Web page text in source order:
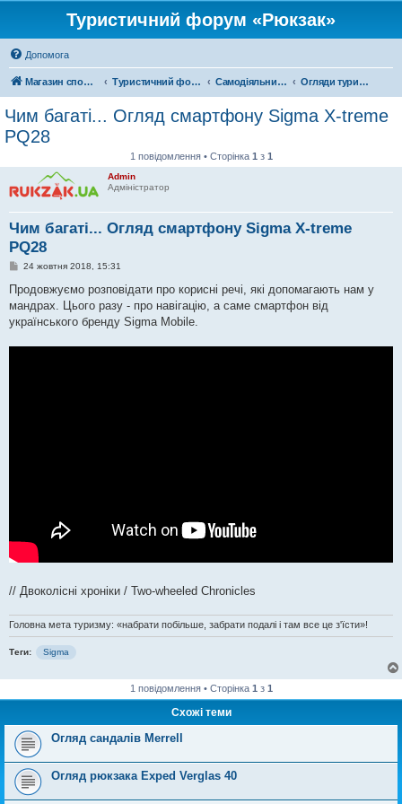
Туристичний форум «Рюкзак»
Допомога
Магазин спорядження Туристичний форум «Рюкзак» Самодіяльний туризм Огляди туристичного спорядження
Чим багаті... Огляд смартфону Sigma X-treme
PQ28
1 повідомлення • Сторінка 1 з 1
Admin
Адміністратор
Чим багаті... Огляд смартфону Sigma X-treme
PQ28
П
в
д
о
м
24 жовтня 2018, 15:31
Продовжуємо розповідати про корисні речі, які допомагають нам у
мандрах. Цього разу - про навігацію, а саме смартфон від
українського бренду Sigma Mobile.
// Двоколісні хроніки / Two-wheeled Chronicles
Головна мета туризму: «набрати побільше, забрати подалі і там все це з'їсти»!
Теги: Sigma
1 повідомлення • Сторінка 1 з 1
Схожі теми
Огляд сандалів Merrell
Огляд рюкзака Exped Verglas 40